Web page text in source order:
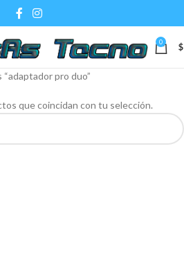
0 $
pro duo”
que coincidan con tu selección.